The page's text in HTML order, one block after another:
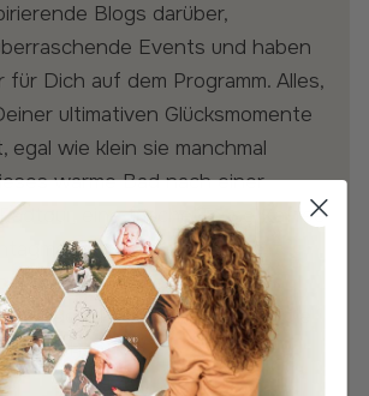
Blogs darüber,
Events und haben
für Dich auf dem Programm. Alles,
ultimativen Glücksmomente
wie klein sie manchmal
warme Bad nach einer
Radtour, eine frische Tasse Kaffee
eine gelungene
der Arbeit. Die besonderen
jeden Tag, solange Du Dir die
zu sehen.